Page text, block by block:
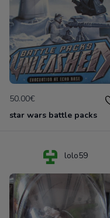
50.00€
star wars battle packs
lolo59